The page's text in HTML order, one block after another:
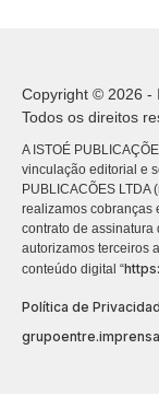
Copyright © 2026 -
Todos os direitos
A ISTOÉ
vinculação editorial e
PUBLICACÕES
realizamos cobranças
contrato de assinatura
autorizamos terceiros
conteúdo digital “
Política de